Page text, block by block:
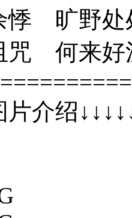
悸 旷野
咒 何来
介绍